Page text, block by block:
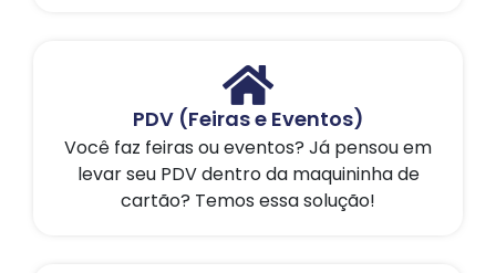
PDV (Feiras e Eventos)
Você faz feiras ou eventos? Já pensou em
levar seu PDV dentro da maquininha de
cartão? Temos essa solução!